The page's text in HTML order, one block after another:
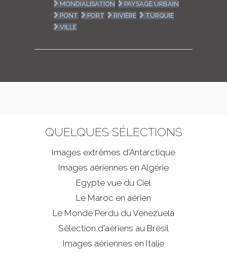
MONDIALISATION
PAYSAGE URBAIN
PONT
PORT RIVIÈRE
TURQUIE
VILLE
QUELQUES SÉLECTIONS
Images extrêmes d'Antarctique
Images aériennes en Algérie
Egypte vue du Ciel
Le Maroc en aérien
Le Monde Perdu du Venezuela
Sélection d'aériens au Brésil
Images aériennes en Italie